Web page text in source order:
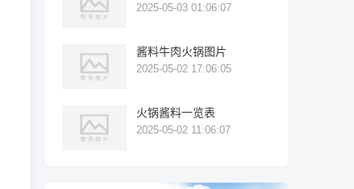
2025-05-03 01:06:07
酱料牛肉火锅图片
2025-05-02 17:06:05
火锅酱料一览表
2025-05-02 11:06:07